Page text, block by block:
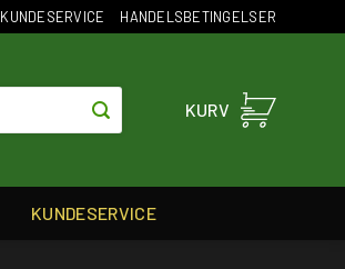
KUNDESERVICE HANDELSBETINGELSER
KURV
KUNDESERVICE